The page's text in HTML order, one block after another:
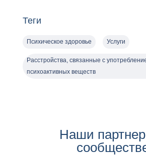
Теги
Психическое здоровье Услуги
Расстройства, связанные с
психоактивных веществ
Наши